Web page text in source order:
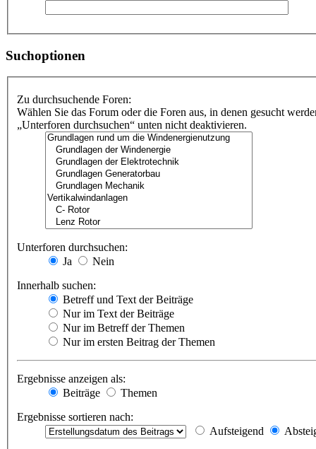
Suchoptionen
Zu durchsuchende Foren:
Wählen Sie das Forum oder die Foren aus, in denen gesucht
„Unterforen durchsuchen“ unten nicht deaktivieren.
Unterforen durchsuchen:
Ja
Nein
Innerhalb suchen:
Betreff und Text der Beiträge
Nur im Text der Beiträge
Nur im Betreff der Themen
Nur im ersten Beitrag der Themen
Ergebnisse anzeigen als:
Beiträge
Themen
Ergebnisse sortieren nach:
Aufsteigend